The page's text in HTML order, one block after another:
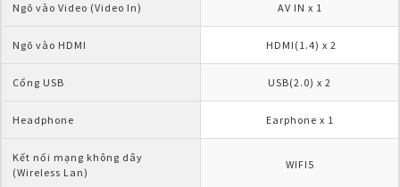
Ngõ vào Video (Video In) AV IN x 1
Ngõ vào HDMI HDMI(1.4) x 2
Cổng USB USB(2.0) x 2
Headphone Earphone x 1
Kết nối mạng không dây
(Wireless Lan)
WIFI5